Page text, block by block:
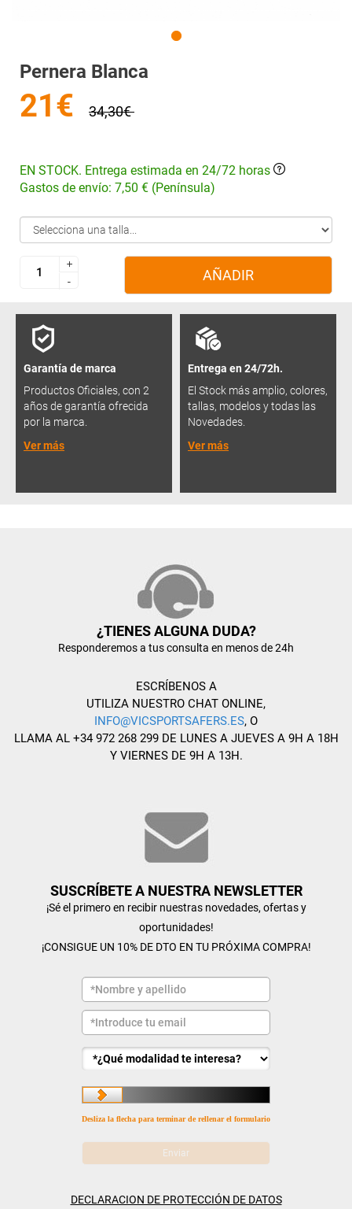
Pernera Blanca
21€ 34,30€
EN STOCK. Entrega estimada en 24/72 horas
Gastos de envío: 7,50 € (Península)
+
-
+
-
AÑADIR
Garantía de marca
Productos Oficiales, con 2
años de garantía ofrecida
por la marca.
Ver más
Entrega en 24/72h.
El Stock más amplio, colores,
tallas, modelos y todas las
Novedades.
Ver más
¿TIENES ALGUNA DUDA?
Responderemos a tus consulta en menos de 24h
ESCRÍBENOS A
UTILIZA NUESTRO CHAT ONLINE,
INFO@VICSPORTSAFERS.ES, O
LLAMA AL +34 972 268 299 DE LUNES A JUEVES A 9H A 18H
Y VIERNES DE 9H A 13H.
SUSCRÍBETE A NUESTRA NEWSLETTER
¡Sé el primero en recibir nuestras novedades, ofertas y
oportunidades!
¡CONSIGUE UN 10% DE DTO EN TU PRÓXIMA COMPRA!
Desliza la flecha para terminar de rellenar el formulario
DECLARACION DE PROTECCIÓN DE DATOS